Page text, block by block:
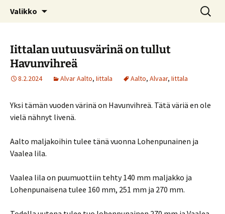
© Kruununjalokivet.com
Kotimaiseen lasiin keskittyvä blogi
Valikko Haku:
Iittalan uutuusvärinä on tullut
Havunvihreä
8.2.2024 Alvar Aalto, Iittala Aalto, Alvaar, Iittala
Yksi tämän vuoden värinä on Havunvihreä. Tätä väriä en ole
vielä nähnyt livenä.
Aalto maljakoihin tulee tänä vuonna Lohenpunainen ja
Vaalea lila.
Vaalea lila on puumuottiin tehty 140 mm maljakko ja
Lohenpunaisena tulee 160 mm, 251 mm ja 270 mm.